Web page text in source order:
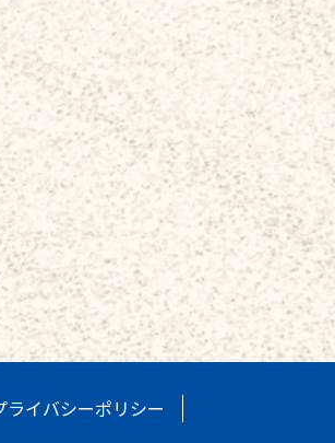
ライバシーポリシー